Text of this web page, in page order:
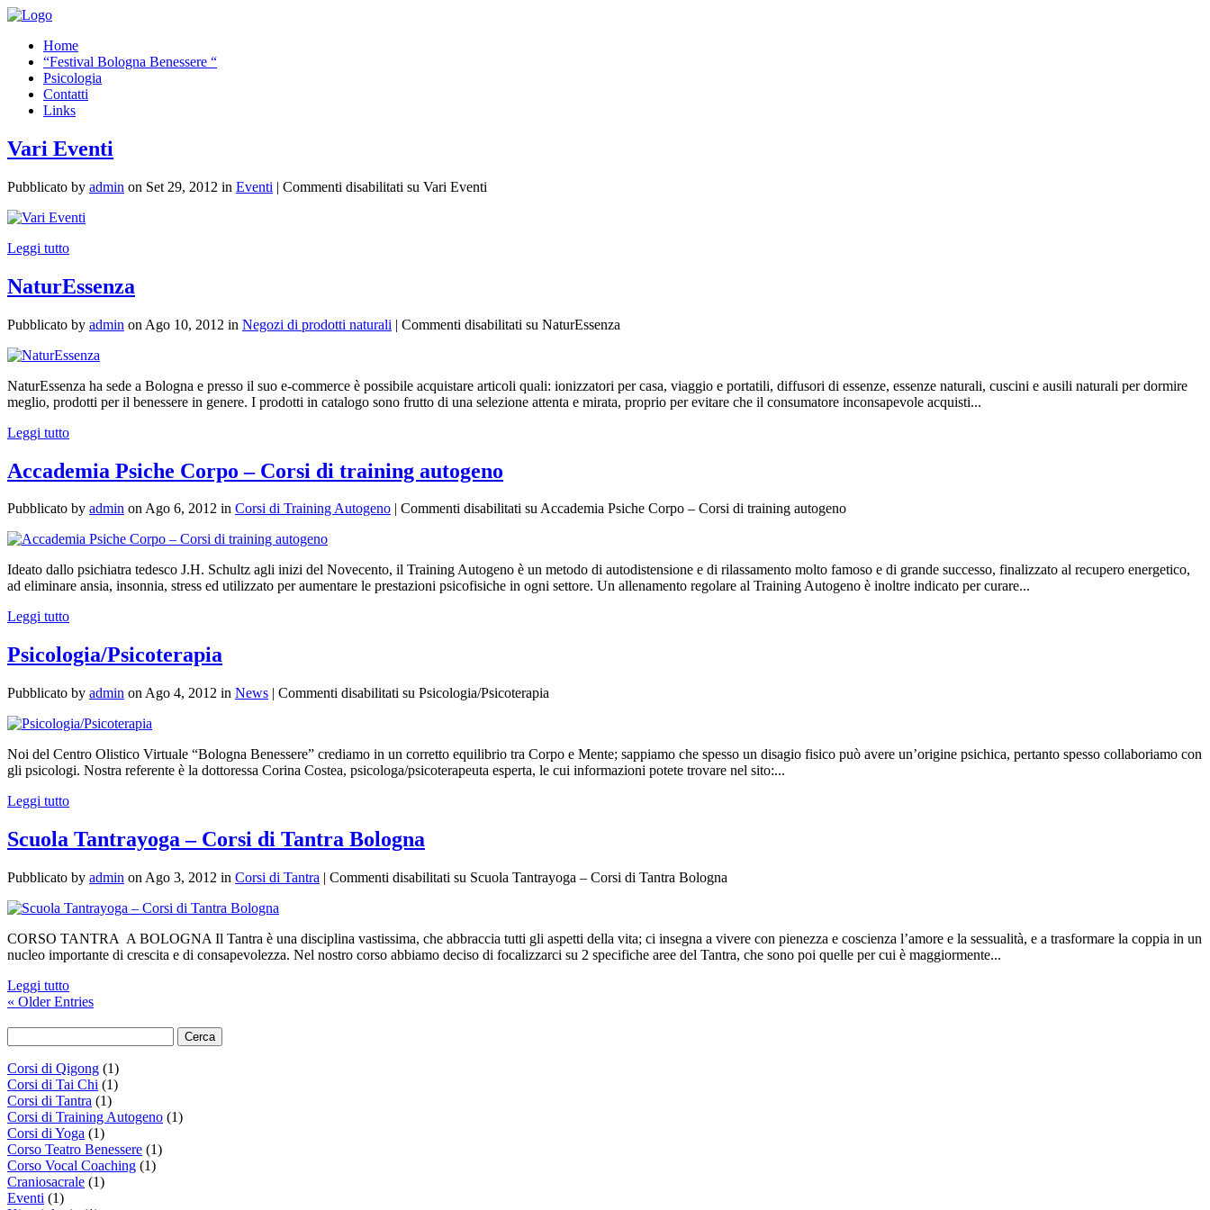
Home
“Festival Bologna Benessere “
Psicologia
Contatti
Links
Vari Eventi
Pubblicato by admin on Set 29, 2012 in Eventi | Commenti disabilitati su Vari Eventi
Leggi tutto
NaturEssenza
Pubblicato by admin on Ago 10, 2012 in Negozi di prodotti naturali | Commenti disabilitati su NaturEssenza
NaturEssenza ha sede a Bologna e presso il suo e-commerce è possibile acquistare articoli quali: ionizzatori per casa, viaggio e portatili, diffusori di essenze, essenze naturali, cuscini e ausili naturali per dormire
meglio, prodotti per il benessere in genere. I prodotti in catalogo sono frutto di una selezione attenta e mirata, proprio per evitare che il consumatore inconsapevole acquisti...
Leggi tutto
Accademia Psiche Corpo – Corsi di training autogeno
Pubblicato by admin on Ago 6, 2012 in Corsi di Training Autogeno | Commenti disabilitati su Accademia Psiche Corpo – Corsi di training autogeno
Ideato dallo psichiatra tedesco J.H. Schultz agli inizi del Novecento, il Training Autogeno è un metodo di autodistensione e di rilassamento molto famoso e di grande successo, finalizzato al recupero energetico,
ad eliminare ansia, insonnia, stress ed utilizzato per aumentare le prestazioni psicofisiche in ogni settore. Un allenamento regolare al Training Autogeno è inoltre indicato per curare...
Leggi tutto
Psicologia/Psicoterapia
Pubblicato by admin on Ago 4, 2012 in News | Commenti disabilitati su Psicologia/Psicoterapia
Noi del Centro Olistico Virtuale “Bologna Benessere” crediamo in un corretto equilibrio tra Corpo e Mente; sappiamo che spesso un disagio fisico può avere un’origine psichica, pertanto spesso collaboriamo con
gli psicologi. Nostra referente è la dottoressa Corina Costea, psicologa/psicoterapeuta esperta, le cui informazioni potete trovare nel sito:...
Leggi tutto
Scuola Tantrayoga – Corsi di Tantra Bologna
Pubblicato by admin on Ago 3, 2012 in Corsi di Tantra | Commenti disabilitati su Scuola Tantrayoga – Corsi di Tantra Bologna
CORSO TANTRA A BOLOGNA Il Tantra è una disciplina vastissima, che abbraccia tutti gli aspetti della vita; ci insegna a vivere con pienezza e coscienza l’amore e la sessualità, e a trasformare la coppia in un
nucleo importante di crescita e di consapevolezza. Nel nostro corso abbiamo deciso di focalizzarci su 2 specifiche aree del Tantra, che sono poi quelle per cui è maggiormente...
Leggi tutto
« Older Entries
Corsi di Qigong (1)
Corsi di Tai Chi (1)
Corsi di Tantra (1)
Corsi di Training Autogeno (1)
Corsi di Yoga (1)
Corso Teatro Benessere (1)
Corso Vocal Coaching (1)
Craniosacrale (1)
Eventi (1)